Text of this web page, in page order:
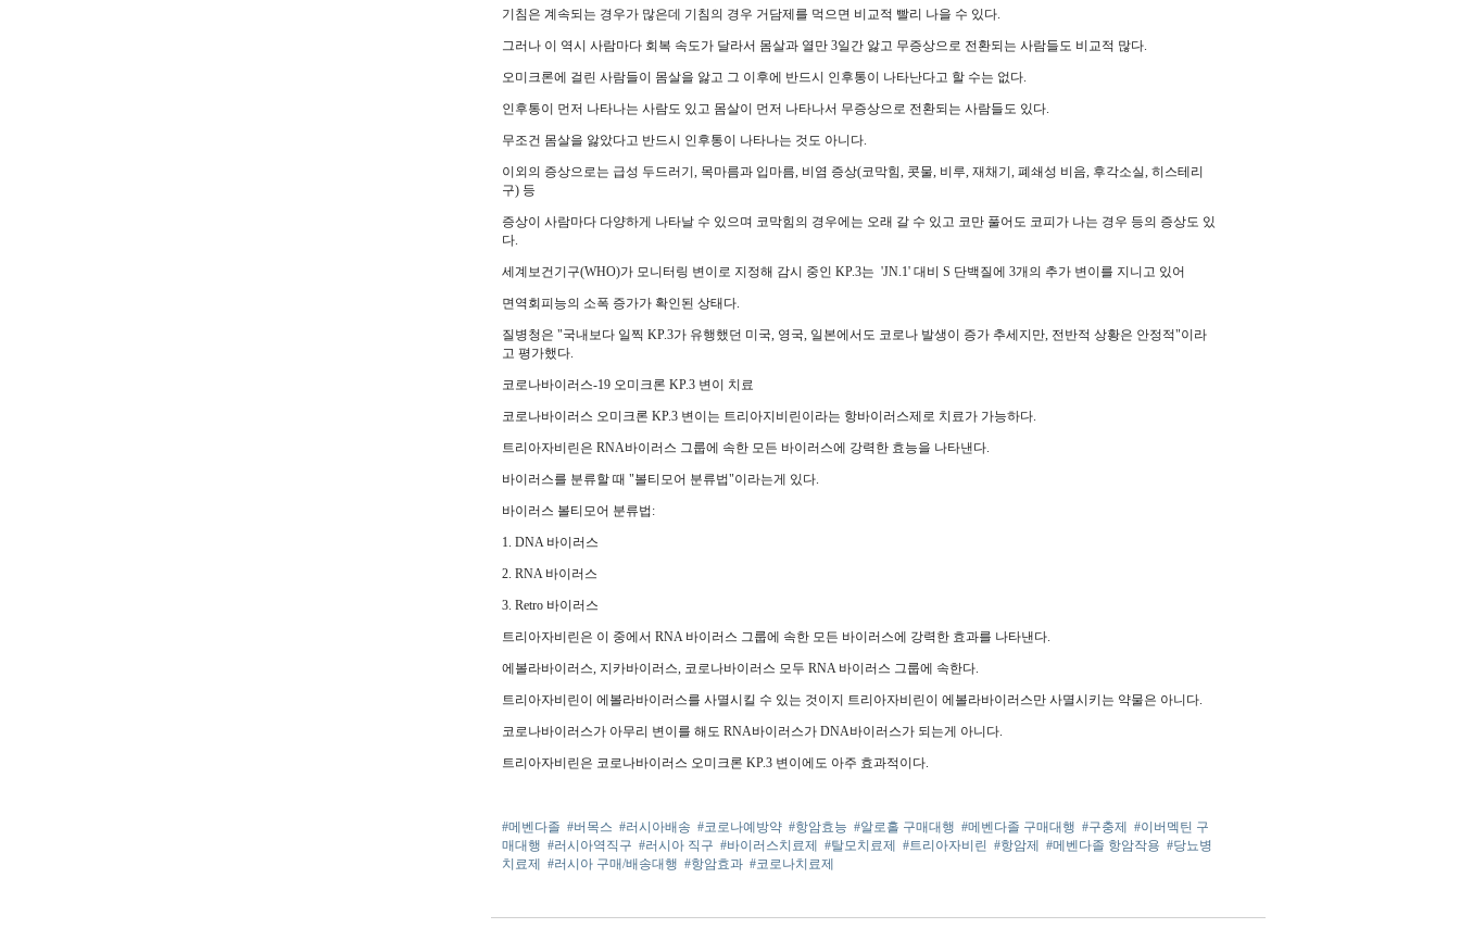
기침은 계속되는 경우가 많은데 기침의 경우 거담제를 먹으면 비교적 빨리 나을 수 있다.
그러나 이 역시 사람마다 회복 속도가 달라서 몸살과 열만 3일간 앓고 무증상으로 전환되는 사람들도 비교적 많다.
오미크론에 걸린 사람들이 몸살을 앓고 그 이후에 반드시 인후통이 나타난다고 할 수는 없다.
인후통이 먼저 나타나는 사람도 있고 몸살이 먼저 나타나서 무증상으로 전환되는 사람들도 있다.
무조건 몸살을 앓았다고 반드시 인후통이 나타나는 것도 아니다.
이외의 증상으로는 급성 두드러기, 목마름과 입마름, 비염 증상(코막힘, 콧물, 비루, 재채기, 폐쇄성 비음, 후각소실, 히스테리
구) 등
증상이 사람마다 다양하게 나타날 수 있으며 코막힘의 경우에는 오래 갈 수 있고 코만 풀어도 코피가 나는 경우 등의 증상도 있
다.
세계보건기구(WHO)가 모니터링 변이로 지정해 감시 중인 KP.3는 'JN.1' 대비 S 단백질에 3개의 추가 변이를 지니고 있어
면역회피능의 소폭 증가가 확인된 상태다.
질병청은 "국내보다 일찍 KP.3가 유행했던 미국, 영국, 일본에서도 코로나 발생이 증가 추세지만, 전반적 상황은 안정적"이라
고 평가했다.
코로나바이러스-19 오미크론 KP.3 변이 치료
코로나바이러스 오미크론 KP.3 변이는 트리아지비린이라는 항바이러스제로 치료가 가능하다.
트리아자비린은 RNA바이러스 그룹에 속한 모든 바이러스에 강력한 효능을 나타낸다.
바이러스를 분류할 때 "볼티모어 분류법"이라는게 있다.
바이러스 볼티모어 분류법:
1. DNA 바이러스
2. RNA 바이러스
3. Retro 바이러스
트리아자비린은 이 중에서 RNA 바이러스 그룹에 속한 모든 바이러스에 강력한 효과를 나타낸다.
에볼라바이러스, 지카바이러스, 코로나바이러스 모두 RNA 바이러스 그룹에 속한다.
트리아자비린이 에볼라바이러스를 사멸시킬 수 있는 것이지 트리아자비린이 에볼라바이러스만 사멸시키는 약물은 아니다.
코로나바이러스가 아무리 변이를 해도 RNA바이러스가 DNA바이러스가 되는게 아니다.
트리아자비린은 코로나바이러스 오미크론 KP.3 변이에도 아주 효과적이다.
#메벤다졸 #버목스 #러시아배송 #코로나예방약 #항암효능 #알로홀 구매대행 #메벤다졸 구매대행 #구충제 #이버멕틴 구
매대행 #러시아역직구 #러시아 직구 #바이러스치료제 #탈모치료제 #트리아자비린 #항암제 #메벤다졸 항암작용 #당뇨병
치료제 #러시아 구매/배송대행 #항암효과 #코로나치료제